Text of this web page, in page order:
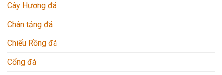
Cây Hương đá
Chân tảng đá
Chiếu Rồng đá
Cổng đá